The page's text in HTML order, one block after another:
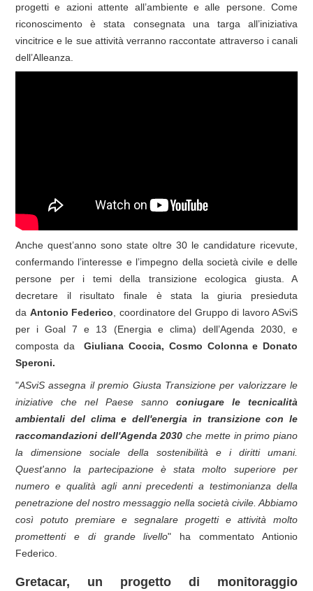
progetti e azioni attente all’ambiente e alle persone. Come
riconoscimento è stata consegnata una targa all’iniziativa
vincitrice e le sue attività verranno raccontate attraverso i canali
dell’Alleanza.
Anche quest’anno sono state oltre 30 le candidature ricevute,
confermando l’interesse e l’impegno della società civile e delle
persone per i temi della transizione ecologica giusta. A
decretare il risultato finale è stata la giuria presieduta
da Antonio Federico , coordinatore del Gruppo di lavoro ASviS
per i Goal 7 e 13 (Energia e clima) dell’Agenda 2030, e
composta da
Giuliana Coccia, Cosmo Colonna e Donato
Speroni.
"ASviS assegna il premio Giusta Transizione per valorizzare le
iniziative che nel Paese sanno coniugare le tecnicalità
ambientali del clima e dell'energia in transizione con le
raccomandazioni dell'Agenda 2030 che mette in primo piano
la dimensione sociale della sostenibilità e i diritti umani.
Quest'anno la partecipazione è stata molto superiore per
numero e qualità agli anni precedenti a testimonianza della
penetrazione del nostro messaggio nella società civile. Abbiamo
così potuto premiare e segnalare progetti e attività molto
promettenti e di grande livello" ha commentato Antionio
Federico.
Gretacar, un progetto di monitoraggio